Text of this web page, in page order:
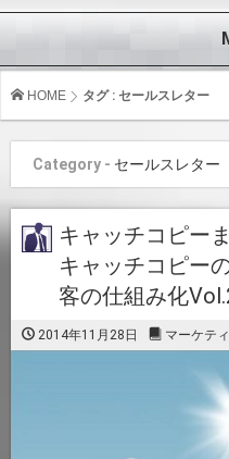
HOME タグ : セールスレター
Category - セールスレター
キャッチコピー
キャッチコピー
客の仕組み化
2014年11月28日 マーケテ